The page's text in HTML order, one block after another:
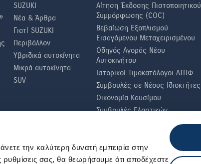
την καλύτερη δυνατή εμπειρία στην
ρυθμίσεις σας, θα θεωρήσουμε ότι αποδέχεστε
SUZUKI
Νέα & Άρθρα
Γιατί SUZUKI
Περιβάλλον
Υβριδικά αυτοκίνητα
Μικρά αυτοκίνητα
SUV
Αίτηση Έκδοσης Πιστοποιητικού
Συμμόρφωσης (COC)
Βεβαίωση Εξοπλισμού
Εισαγόμενου Μεταχειρισμένου
Οδηγός Αγοράς Νέου
Αυτοκινήτου
Ιστορικοί Τιμοκατάλογοι ΛΤΠΦ
Συμβουλές σε Nέους Iδιοκτήτες
Οικονομία Καυσίμου
Συμβουλές Ελαστικών